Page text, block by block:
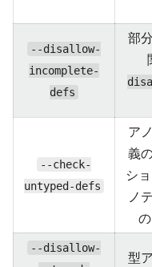
--disallow-
incomplete-
defs
部
--check-
untyped-defs
ア
義
シ
ノ
--disallow-
型